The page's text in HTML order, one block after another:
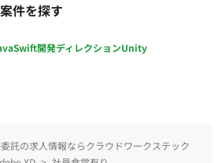
件を探す
Swift開発ディレクションUnity
託の求人情報ならクラウドワークステック